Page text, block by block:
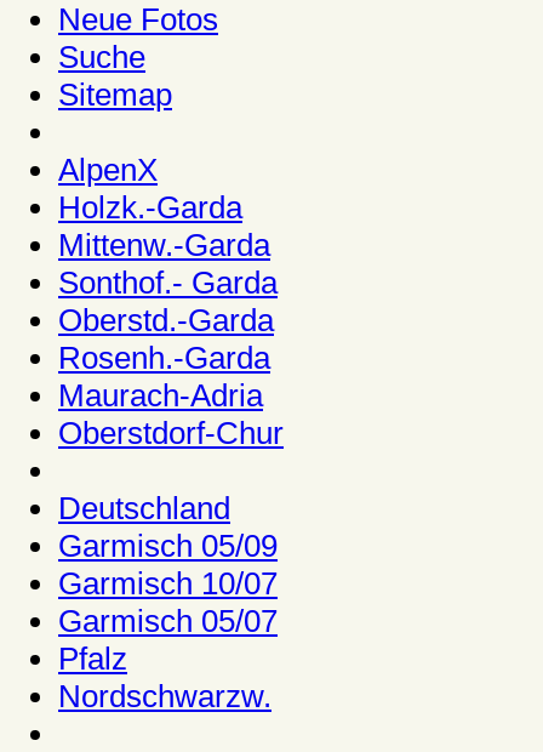
Neue Fotos
Suche
Sitemap
AlpenX
Holzk.-Garda
Mittenw.-Garda
Sonthof.- Garda
Oberstd.-Garda
Rosenh.-Garda
Maurach-Adria
Oberstdorf-Chur
Deutschland
Garmisch 05/09
Garmisch 10/07
Garmisch 05/07
Pfalz
Nordschwarzw.